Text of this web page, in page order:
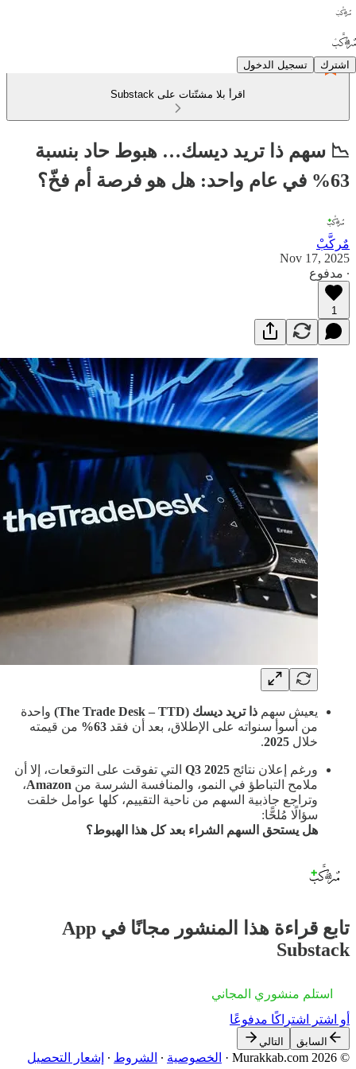
اشترك تسجيل الدخول
اقرأ بلا مشتّتات على Substack
📉 سهم ذا تريد ديسك… هبوط حاد بنسبة
63% في عام واحد: هل هو فرصة أم فخّ؟
مٌركَّبْ
Nov 17, 2025
∙ مدفوع
1
يعيش سهم ذا تريد ديسك (The Trade Desk – TTD)
واحدة
من أسوأ سنواته على الإطلاق، بعد أن فقد 63%
من قيمته
خلال 2025
.
ورغم إعلان نتائج Q3 2025 التي تفوقت على التوقعات، إلا أن
ملامح التباطؤ في النمو، والمنافسة الشرسة من Amazon،
وتراجع جاذبية السهم من ناحية التقييم، كلها عوامل خلقت
سؤالًا مُلحًّا:
هل يستحق السهم الشراء بعد كل هذا الهبوط؟
تابع قراءة هذا المنشور مجانًا في App
Substack
استلم منشوري المجاني
أو اشترِ اشتراكًا مدفوعًا
السابق التالي
© 2026 Murakkab.com
· الخصوصية ∙ الشروط ∙ إشعار التحصيل